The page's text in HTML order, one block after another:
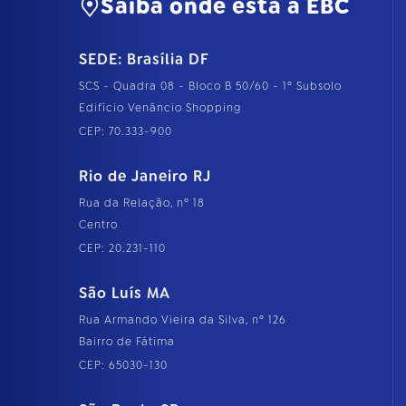
Saiba onde está a EBC
SEDE: Brasília DF
SCS - Quadra 08 - Bloco B 50/60 - 1º Subsolo
Edifício Venâncio Shopping
CEP: 70.333-900
Rio de Janeiro RJ
Rua da Relação, nº 18
Centro
CEP: 20.231-110
São Luís MA
Rua Armando Vieira da Silva, nº 126
Bairro de Fátima
CEP: 65030-130